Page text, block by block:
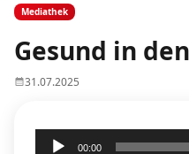
Mediathek
Gesund in
31.07.2025
Audio-
00:00